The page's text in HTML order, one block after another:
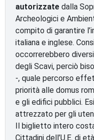
autorizzate dalla
Archeologici e
compito di garantire
italiana e inglese.
occorrerebbero
degli Scavi, perciò
-, quale percorso
priorità alle domus
e gli edifici pubblici.
attrezzato per gli
Il biglietto intero
Cittadini dell’U.E. di